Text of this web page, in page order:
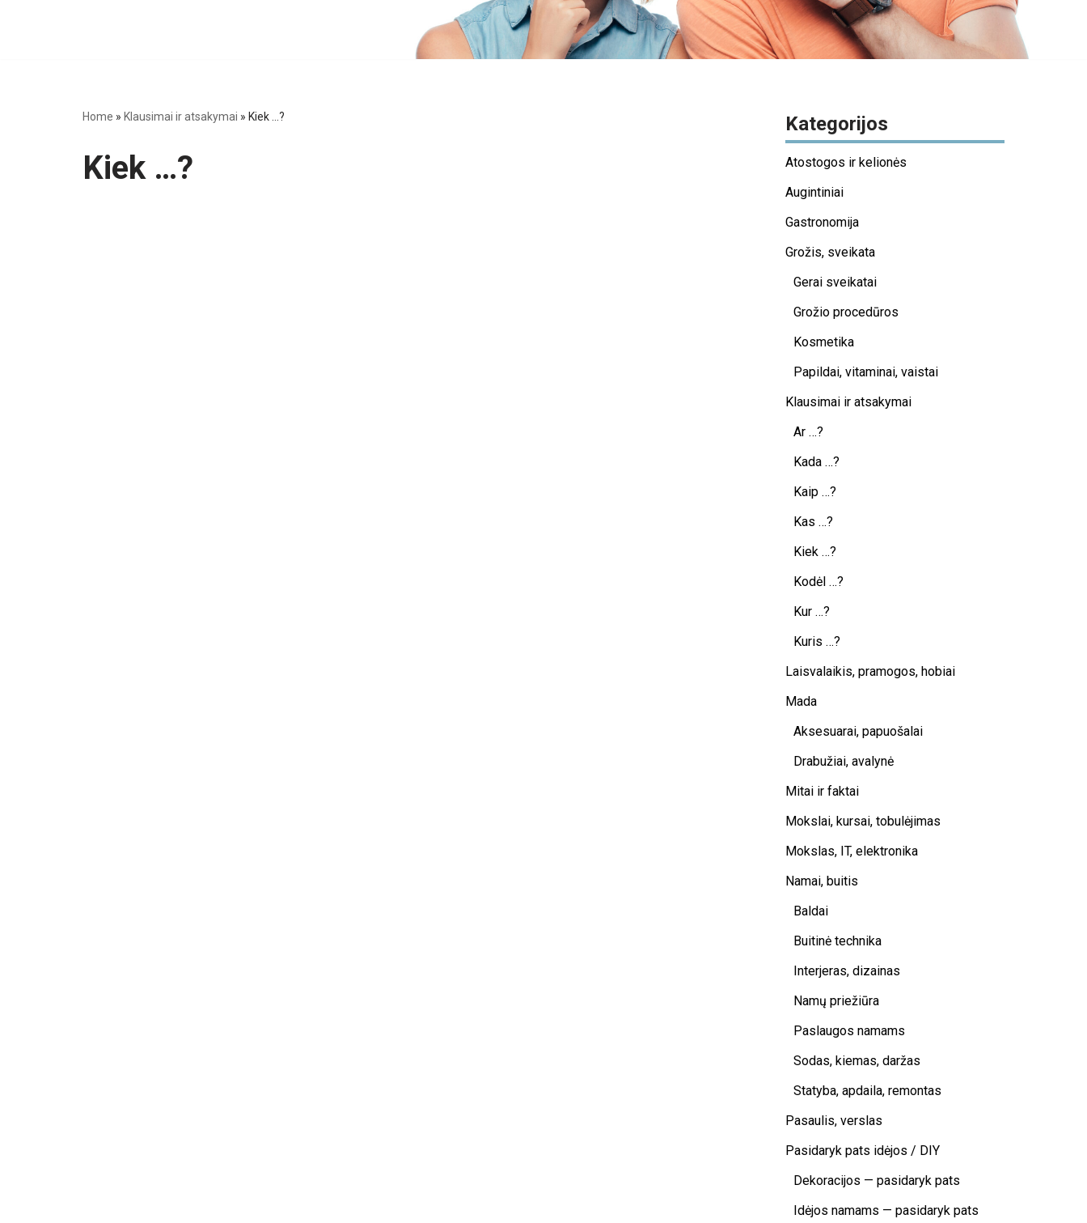
Home » Klausimai ir atsakymai » Kiek ...?
Kiek …?
Kategorijos
Atostogos ir kelionės
Augintiniai
Gastronomija
Grožis, sveikata
Gerai sveikatai
Grožio procedūros
Kosmetika
Papildai, vitaminai, vaistai
Klausimai ir atsakymai
Ar …?
Kada …?
Kaip …?
Kas …?
Kiek …?
Kodėl …?
Kur …?
Kuris …?
Laisvalaikis, pramogos, hobiai
Mada
Aksesuarai, papuošalai
Drabužiai, avalynė
Mitai ir faktai
Mokslai, kursai, tobulėjimas
Mokslas, IT, elektronika
Namai, buitis
Baldai
Buitinė technika
Interjeras, dizainas
Namų priežiūra
Paslaugos namams
Sodas, kiemas, daržas
Statyba, apdaila, remontas
Pasaulis, verslas
Pasidaryk pats idėjos / DIY
Dekoracijos — pasidaryk pats
Idėjos namams — pasidaryk pats